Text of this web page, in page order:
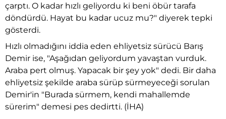
çarptı. O kadar hızlı geliyordu ki beni öbür tarafa
döndürdü. Hayat bu kadar ucuz mu?" diyerek tepki
gösterdi.
Hızlı olmadığını iddia eden ehliyetsiz sürücü Barış
Demir ise, "Aşağıdan geliyordum yavaştan vurduk.
Araba pert olmuş. Yapacak bir şey yok" dedi. Bir daha
ehliyetsiz şekilde araba sürüp sürmeyeceği sorulan
Demir'in "Burada sürmem, kendi mahallemde
sürerim" demesi pes dedirtti. (İHA)